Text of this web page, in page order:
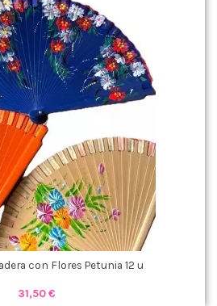
con Flores Petunia 12 u
31,50 €